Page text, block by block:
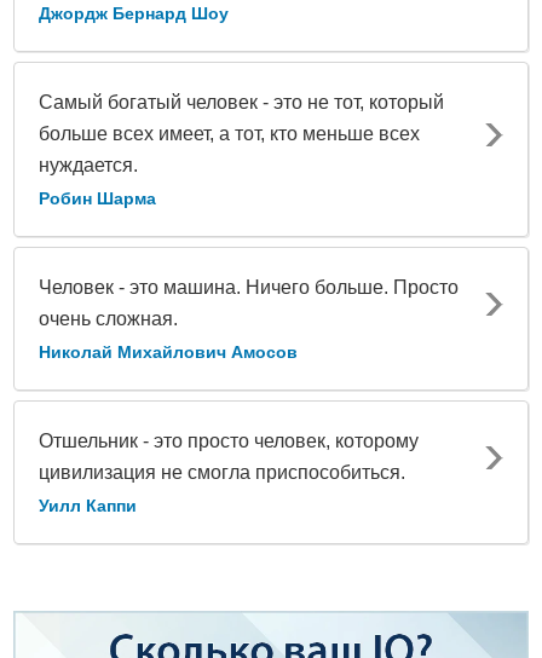
Джордж Бернард Шоу
Самый богатый человек - это не тот, который
больше всех имеет, а тот, кто меньше всех
нуждается.
Робин Шарма
Человек - это машина. Ничего больше. Просто
очень сложная.
Николай Михайлович Амосов
Отшельник - это просто человек, которому
цивилизация не смогла приспособиться.
Уилл Каппи